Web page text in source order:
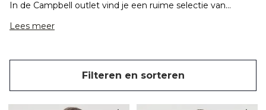
In de Campbell outlet vind je een ruime selectie van hoogwaardige herentruien en -vesten van het merk Campbell tegen mooie prijzen. Of je nu op zoek bent naar een comfortabele trui voor een ontspannen dag of een stijlvol vest voor een formele gelegenheid, bij Campbell zul je zeker vinden wat je zoekt.
Lees meer
Filteren en sorteren